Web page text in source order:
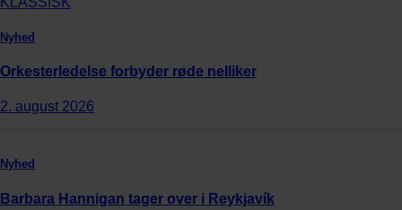
Nyhed
Orkesterledelse forbyder røde nelliker
2. august 2026
Nyhed
Barbara Hannigan tager over i Reykjavík